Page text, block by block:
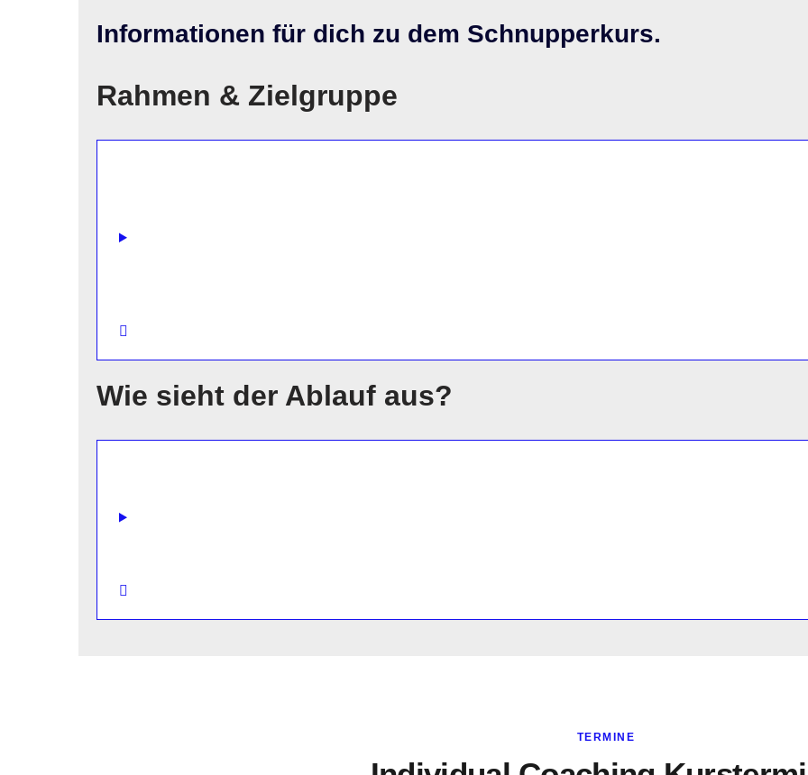
Informationen für dich zu dem Schnupperkurs.
Rahmen & Zielgruppe
Wie sieht der Ablauf aus?
TERMINE